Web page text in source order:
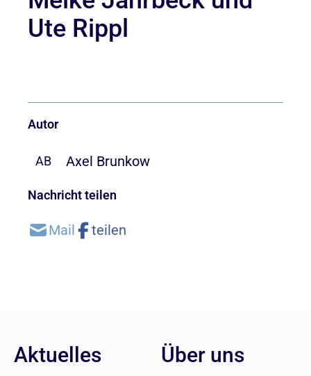
Ute Rippl
Autor
AB Axel Brunkow
Nachricht teilen
Aktuelles Über uns